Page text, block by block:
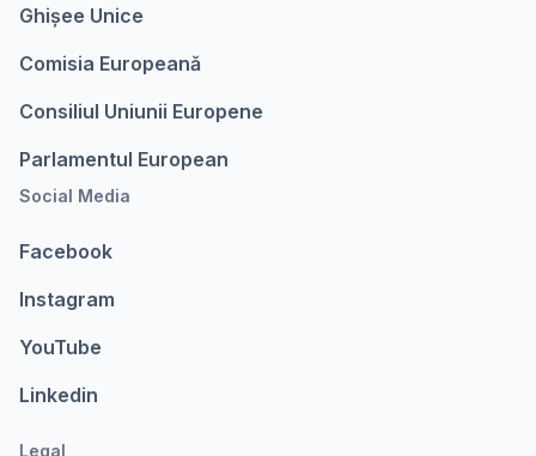
Ghișee Unice
Comisia Europeanǎ
Consiliul Uniunii Europene
Parlamentul European
Social Media
Facebook
Instagram
YouTube
Linkedin
Legal